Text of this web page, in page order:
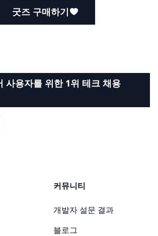
굿즈 구매하기
사용자를 위한 1위 테크 채용
커뮤니티
개발자 설문 결과
블로그